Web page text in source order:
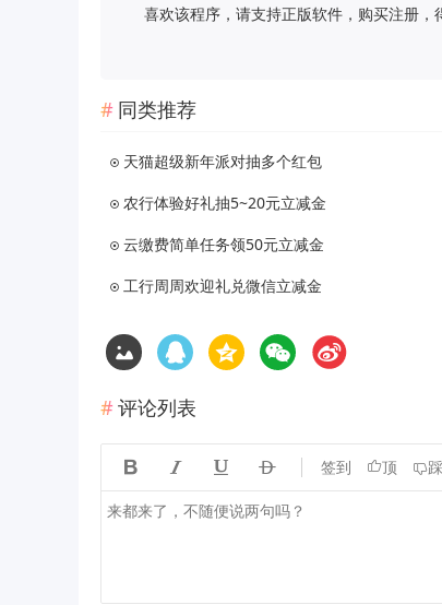
喜欢该程序，请支持正版软件，购买注册
同类推荐
天猫超级新年派对抽多个红包
农行体验好礼抽5~20元立减金
云缴费简单任务领50元立减金
工行周周欢迎礼兑微信立减金
评论列表
    签到 顶 踩